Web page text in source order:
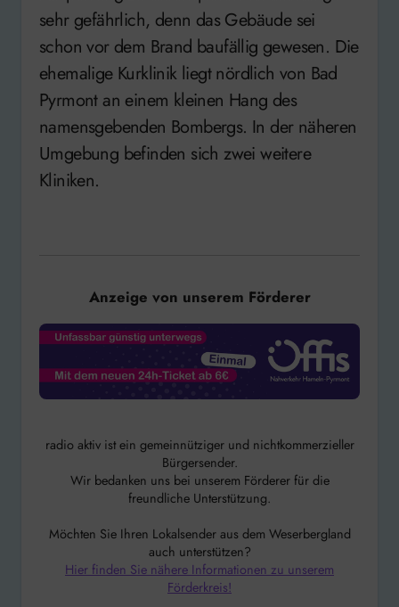
sehr gefährlich, denn das Gebäude sei
schon vor dem Brand baufällig gewesen. Die
ehemalige Kurklinik liegt nördlich von Bad
Pyrmont an einem kleinen Hang des
namensgebenden Bombergs. In der näheren
Umgebung befinden sich zwei weitere
Kliniken.
Anzeige von unserem Förderer
radio aktiv ist ein gemeinnütziger und nichtkommerzieller
Bürgersender.
Wir bedanken uns bei unserem Förderer für die
freundliche Unterstützung.
Möchten Sie Ihren Lokalsender aus dem Weserbergland
auch unterstützen?
Hier finden Sie nähere Informationen zu unserem
Förderkreis!